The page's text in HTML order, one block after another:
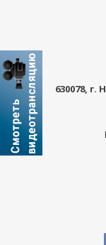
630078, г.